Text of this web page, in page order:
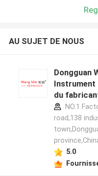
AU SUJET DE NOUS
Dongguan
Instrument
du
NO.1
road,138
5.0